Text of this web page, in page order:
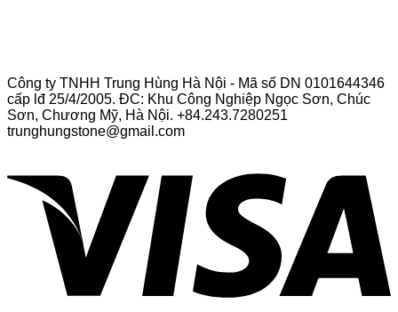
Công ty TNHH Trung Hùng Hà Nội - Mã số DN 0101644346
cấp lđ 25/4/2005. ĐC: Khu Công Nghiệp Ngọc Sơn, Chúc
Sơn, Chương Mỹ, Hà Nội. +84.243.7280251
trunghungstone@gmail.com